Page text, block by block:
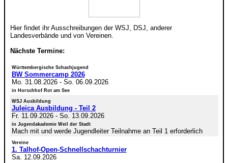
Hier findet ihr Ausschreibungen der WSJ, DSJ, anderer
Landesverbände und von Vereinen.
Nächste Termine:
Württembergische Schachjugend
BW Sommercamp 2026
Mo. 31.08.2026- So. 06.09.2026
in Horschhof Rot am See
WSJ Ausbildung
Juleica Ausbildung - Teil 2
Fr. 11.09.2026- So. 13.09.2026
in Jugendakademie Weil der Stadt
Mach mit und werde Jugendleiter Teilnahme an Teil 1 erforderlich
Vereine
1. Talhof-Open-Schnellschachturnier
Sa. 12.09.2026